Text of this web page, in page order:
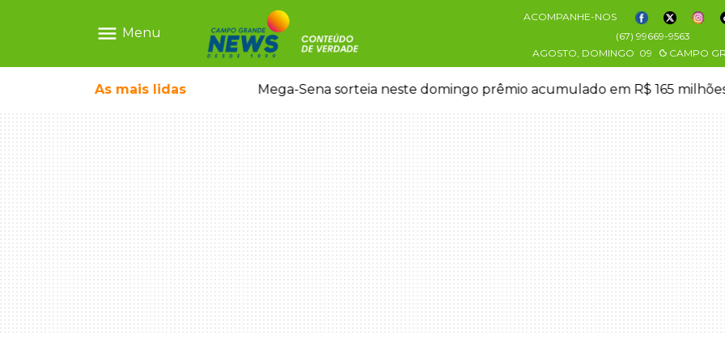
menu Menu
ACOMPANHE-NOS
(67) 99669-9563
AGOSTO, DOMINGO 09 CAMPO
As mais lidas
antes de bebê desaparecer Mega-Sena sorteia neste domingo prêmio acumulado em R$ 165